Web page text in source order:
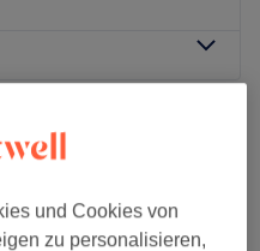
10:00
–19:00
und Cookies von
zu personalisieren,